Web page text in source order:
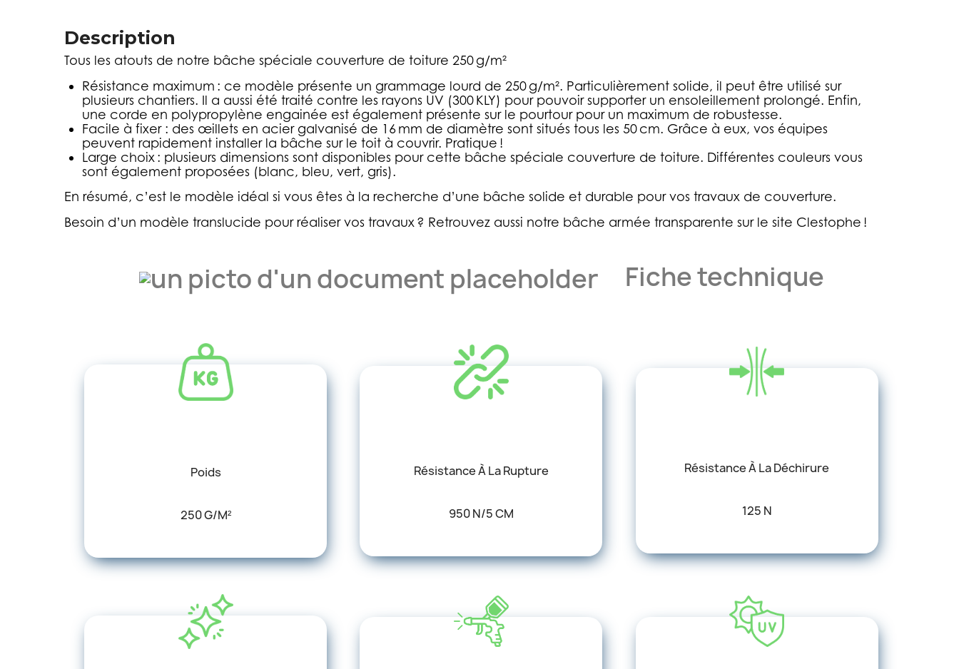
Description
Tous les atouts de notre bâche spéciale couverture de toiture 250 g/m²
Résistance maximum : ce modèle présente un grammage lourd de 250 g/m². Particulièrement solide, il peut être utilisé sur
plusieurs chantiers. Il a aussi été traité contre les rayons UV (300 KLY) pour pouvoir supporter un ensoleillement prolongé. Enfin,
une corde en polypropylène engainée est également présente sur le pourtour pour un maximum de robustesse.
Facile à fixer : des œillets en acier galvanisé de 16 mm de diamètre sont situés tous les 50 cm. Grâce à eux, vos équipes
peuvent rapidement installer la bâche sur le toit à couvrir. Pratique !
Large choix : plusieurs dimensions sont disponibles pour cette bâche spéciale couverture de toiture. Différentes couleurs vous
sont également proposées (blanc, bleu, vert, gris).
En résumé, c’est le modèle idéal si vous êtes à la recherche d’une bâche solide et durable pour vos travaux de couverture.
Besoin d’un modèle translucide pour réaliser vos travaux ? Retrouvez aussi notre bâche armée transparente sur le site Clestophe !
Fiche technique
Poids
250 G/m²
Résistance À La Rupture
950 N/5 CM
Résistance À La Déchirure
125 N